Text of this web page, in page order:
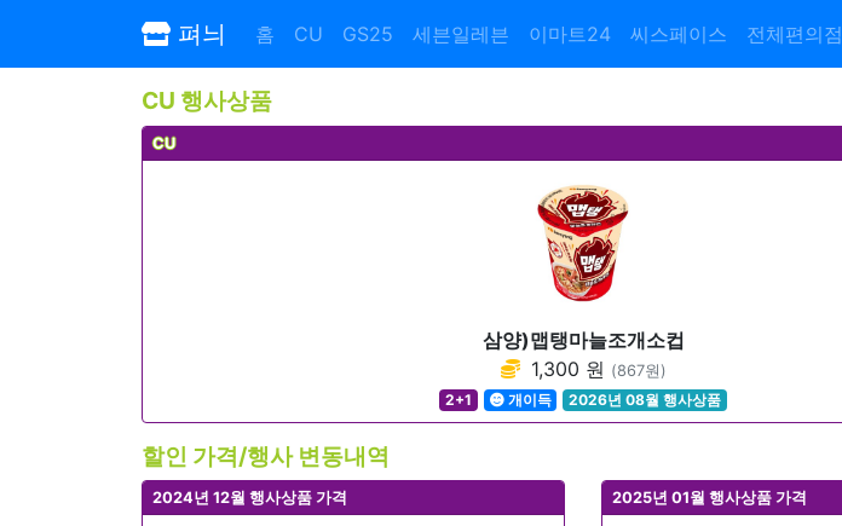
펴늬 홈 CU GS25 세븐일레븐 이마트24 씨스페이스 전체편의점
CU 행사상품
CU
삼양)맵탱마늘조개소컵
1,300 원 (867원)
2+1
개이득 2026년 08월 행사상품
할인 가격/행사 변동내역
2024년 12월 행사상품 가격 2025년 01월 행사상품 가격